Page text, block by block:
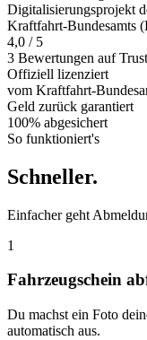
Digitalisierungsprojekt
Kraftfahrt-Bundesamts
4,0 / 5
3 Bewertungen auf
Offiziell lizenziert
vom Kraftfahrt-
Geld zurück garantiert
100% abgesichert
So funktioniert's
Schneller.
Einfacher geht
1
Fahrzeugschein
Du machst ein Foto
automatisch aus.